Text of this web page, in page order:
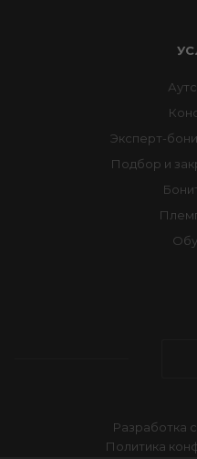
Эксперт-
Подбор и
Разработка
Политика